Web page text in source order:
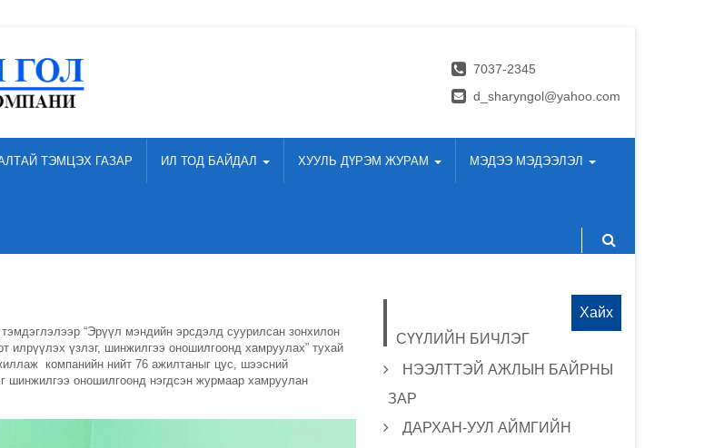
7037-2345
d_sharyngol@yahoo.com
ТЭМЦЭХ ГАЗАР ИЛ ТОД БАЙДАЛ ХУУЛЬ ДҮРЭМ ЖУРАМ МЭДЭЭ МЭДЭЭЛЭЛ
“Эрүүл мэндийн эрсдэлд суурилсан зонхилон
илрүүлэх үзлэг, шинжилгээ оношилгоонд хамруулах” тухай
компанийн нийт 76 ажилтаныг цус, шээсний
шинжилгээ оношилгоонд нэгдсэн журмаар хамруулан
СҮҮЛИЙН БИЧЛЭГ
НЭЭЛТТЭЙ АЖЛЫН БАЙРНЫ
ЗАР
ДАРХАН-УУЛ АЙМГИЙН